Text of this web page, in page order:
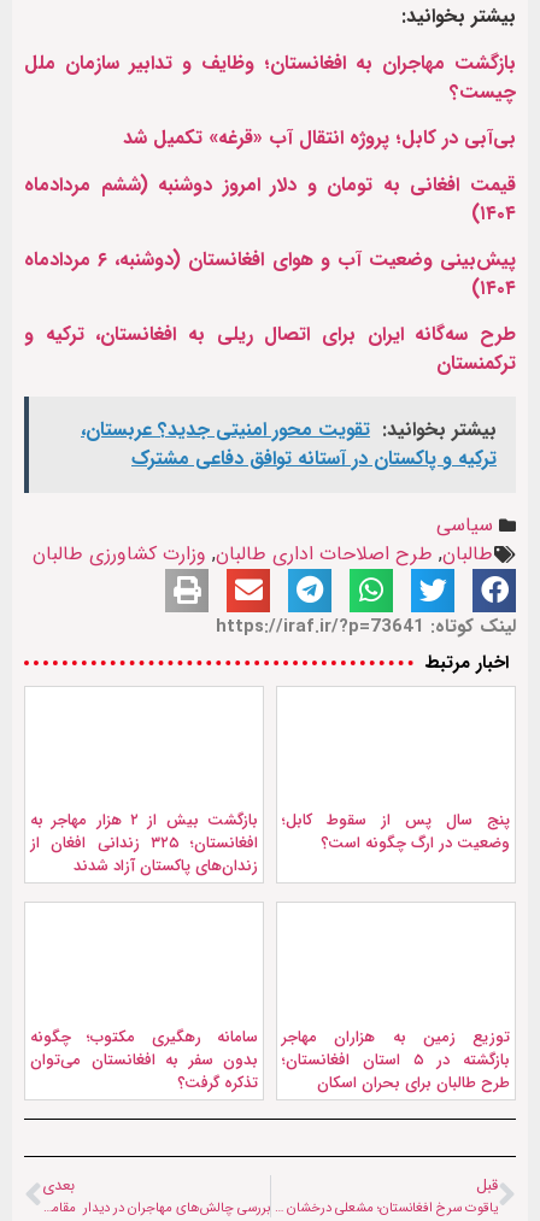
بیشتر بخوانید:
بازگشت مهاجران به افغانستان؛ وظایف و تدابیر سازمان ملل
چیست؟
بی‌آبی در کابل؛ پروژه انتقال آب «قرغه» تکمیل شد
قیمت افغانی به تومان و دلار امروز دوشنبه (ششم مردادماه
۱۴۰۴)
پیش‌بینی وضعیت آب و هوای افغانستان (دوشنبه، ۶ مردادماه
۱۴۰۴)
طرح سه‌گانه ایران برای اتصال ریلی به افغانستان، ترکیه و
ترکمنستان
بیشتر بخوانید: تقویت محور امنیتی جدید؟ عربستان،
ترکیه و پاکستان در آستانه توافق دفاعی مشترک
سیاسی
طالبان, طرح اصلاحات اداری طالبان, وزارت کشاورزی طالبان
لینک کوتاه: https://iraf.ir/?p=73641
اخبار مرتبط
پنج سال پس از سقوط کابل؛
وضعیت در ارگ چگونه است؟
بازگشت بیش از ۲ هزار مهاجر به
افغانستان؛ ۳۲۵ زندانی افغان از
زندان‌های پاکستان آزاد شدند
توزیع زمین به هزاران مهاجر
بازگشته در ۵ استان افغانستان؛
طرح طالبان برای بحران اسکان
سامانه رهگیری مکتوب؛ چگونه
بدون سفر به افغانستان می‌توان
تذکره گرفت؟
قبل
یاقوت سرخ افغانستان؛ مشعلی درخشان در دل کوهستان
بعدی
بررسی چالش‌های مهاجران در دیدار مقامات انگلیس و طالبان